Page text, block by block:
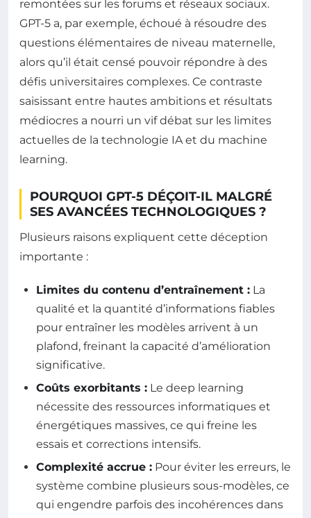
remontées sur les forums et réseaux sociaux.
GPT-5 a, par exemple, échoué à résoudre des
questions élémentaires de niveau maternelle,
alors qu’il était censé pouvoir répondre à des
défis universitaires complexes. Ce contraste
saisissant entre hautes ambitions et résultats
médiocres a nourri un vif débat sur les limites
actuelles de la technologie IA et du machine
learning.
POURQUOI GPT-5 DÉÇOIT-IL MALGRÉ
SES AVANCÉES TECHNOLOGIQUES ?
Plusieurs raisons expliquent cette déception
importante :
Limites du contenu d’entraînement : La
qualité et la quantité d’informations fiables
pour entraîner les modèles arrivent à un
plafond, freinant la capacité d’amélioration
significative.
Coûts exorbitants : Le deep learning
nécessite des ressources informatiques et
énergétiques massives, ce qui freine les
essais et corrections intensifs.
Complexité accrue : Pour éviter les erreurs, le
système combine plusieurs sous-modèles, ce
qui engendre parfois des incohérences dans